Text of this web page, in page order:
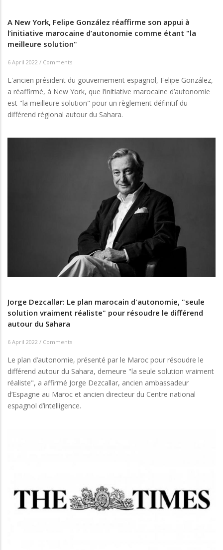
A New York, Felipe González réaffirme son appui à
l’initiative marocaine d’autonomie comme étant "la
meilleure solution"
6 April 2022 / Comments
L'ancien président du gouvernement espagnol, Felipe González,
a réaffirmé, à New York, que l’initiative marocaine d’autonomie
est "la meilleure solution" pour un règlement définitif du
différend régional autour du Sahara.
Jorge Dezcallar: Le plan marocain d'autonomie, "seule
solution vraiment réaliste" pour résoudre le différend
autour du Sahara
6 April 2022 / Comments
Le plan d’autonomie, présenté par le Maroc pour résoudre le
différend autour du Sahara, demeure "la seule solution vraiment
réaliste", a affirmé Jorge Dezcallar, ancien ambassadeur
d’Espagne au Maroc et ancien directeur du Centre national
espagnol d’intelligence.